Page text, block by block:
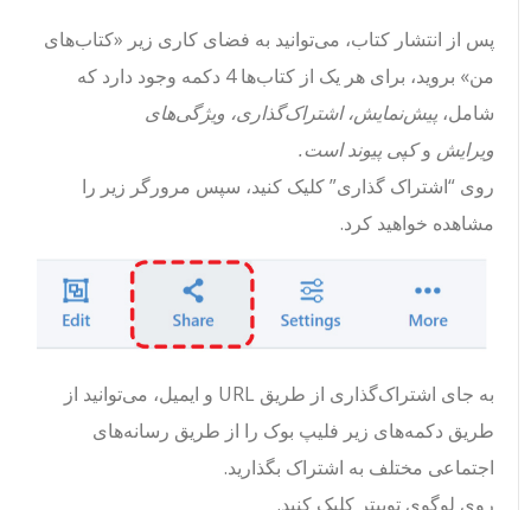
پس از انتشار کتاب، می‌توانید به فضای کاری زیر «کتاب‌های
من» بروید، برای هر یک از کتاب‌ها 4 دکمه وجود دارد که
شامل،پیش‌نمایش، اشتراک‌گذاری، ویژگی‌های
ویرایشو کپی پیوند است.
روی “اشتراک گذاری” کلیک کنید، سپس مرورگر زیر را
مشاهده خواهید کرد.
به جای اشتراک‌گذاری از طریق URL و ایمیل، می‌توانید از
طریق دکمه‌های زیر فلیپ بوک را از طریق رسانه‌های
اجتماعی مختلف به اشتراک بگذارید.
روی لوگوی توییتر کلیک کنید.